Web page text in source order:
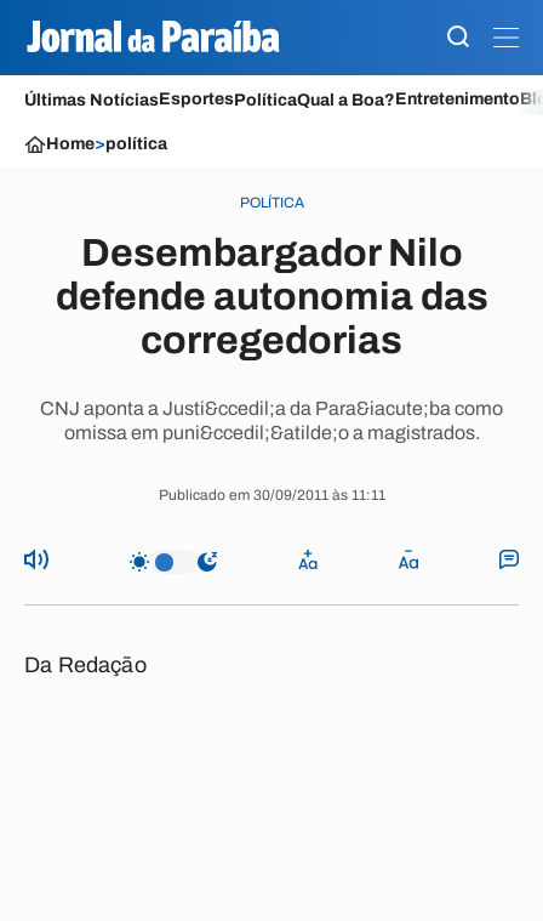
Últimas NotíciasEsportesPolíticaQual a Boa?Entretenimento
Home>política
POLÍTICA
Desembargador Nilo
defende autonomia das
corregedorias
CNJ aponta a Justi&ccedil;a da Para&iacute;ba como
omissa em puni&ccedil;&atilde;o a magistrados.
Publicado em 30/09/2011 às 11:11
Da Redação